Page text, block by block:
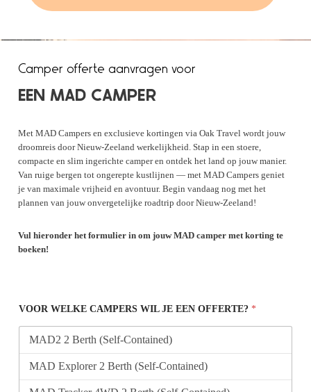
Camper offerte aanvragen voor
EEN MAD CAMPER
Met MAD Campers en exclusieve kortingen via Oak Travel wordt jouw
droomreis door Nieuw-Zeeland werkelijkheid. Stap in een stoere,
compacte en slim ingerichte camper en ontdek het land op jouw manier.
Van ruige bergen tot ongerepte kustlijnen — met MAD Campers geniet
je van maximale vrijheid en avontuur. Begin vandaag nog met het
plannen van jouw onvergetelijke roadtrip door Nieuw-Zeeland!
Vul hieronder het formulier in om jouw MAD camper met korting te
boeken!
VOOR WELKE CAMPERS WIL JE EEN OFFERTE? *